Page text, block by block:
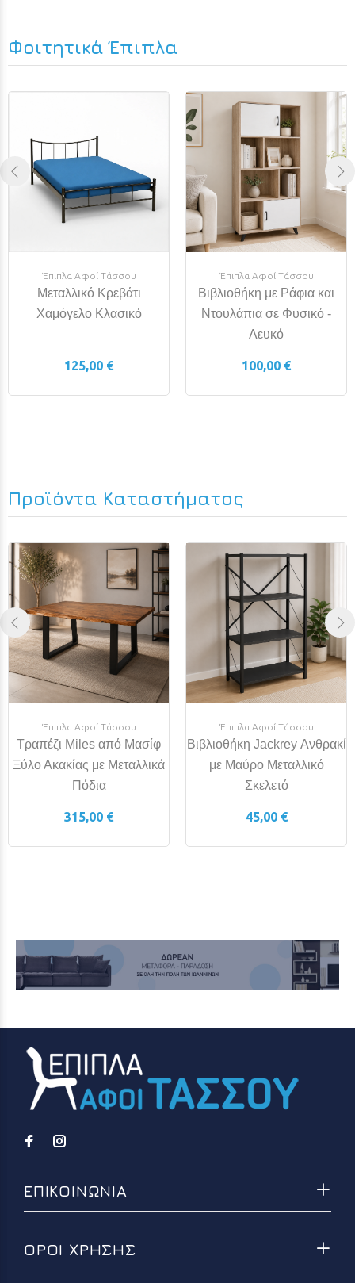
Φοιτητικά Έπιπλα
Έπιπλα Αφοί Τάσσου
Μεταλλικό Κρεβάτι
Χαμόγελο Κλασικό
125,00 €
Έπιπλα Αφοί Τάσσου
Βιβλιοθήκη με Ράφια και
Ντουλάπια σε Φυσικό -
Λευκό
100,00 €
Προϊόντα Καταστήματος
Έπιπλα Αφοί Τάσσου
Τραπέζι Miles από Μασίφ
Ξύλο Ακακίας με Μεταλλικά
Πόδια
315,00 €
Έπιπλα Αφοί Τάσσου
Βιβλιοθήκη Jackrey Ανθρακί
με Μαύρο Μεταλλικό
Σκελετό
45,00 €
ΕΠΙΚΟΙΝΩΝΙΑ
ΟΡΟΙ ΧΡΗΣΗΣ